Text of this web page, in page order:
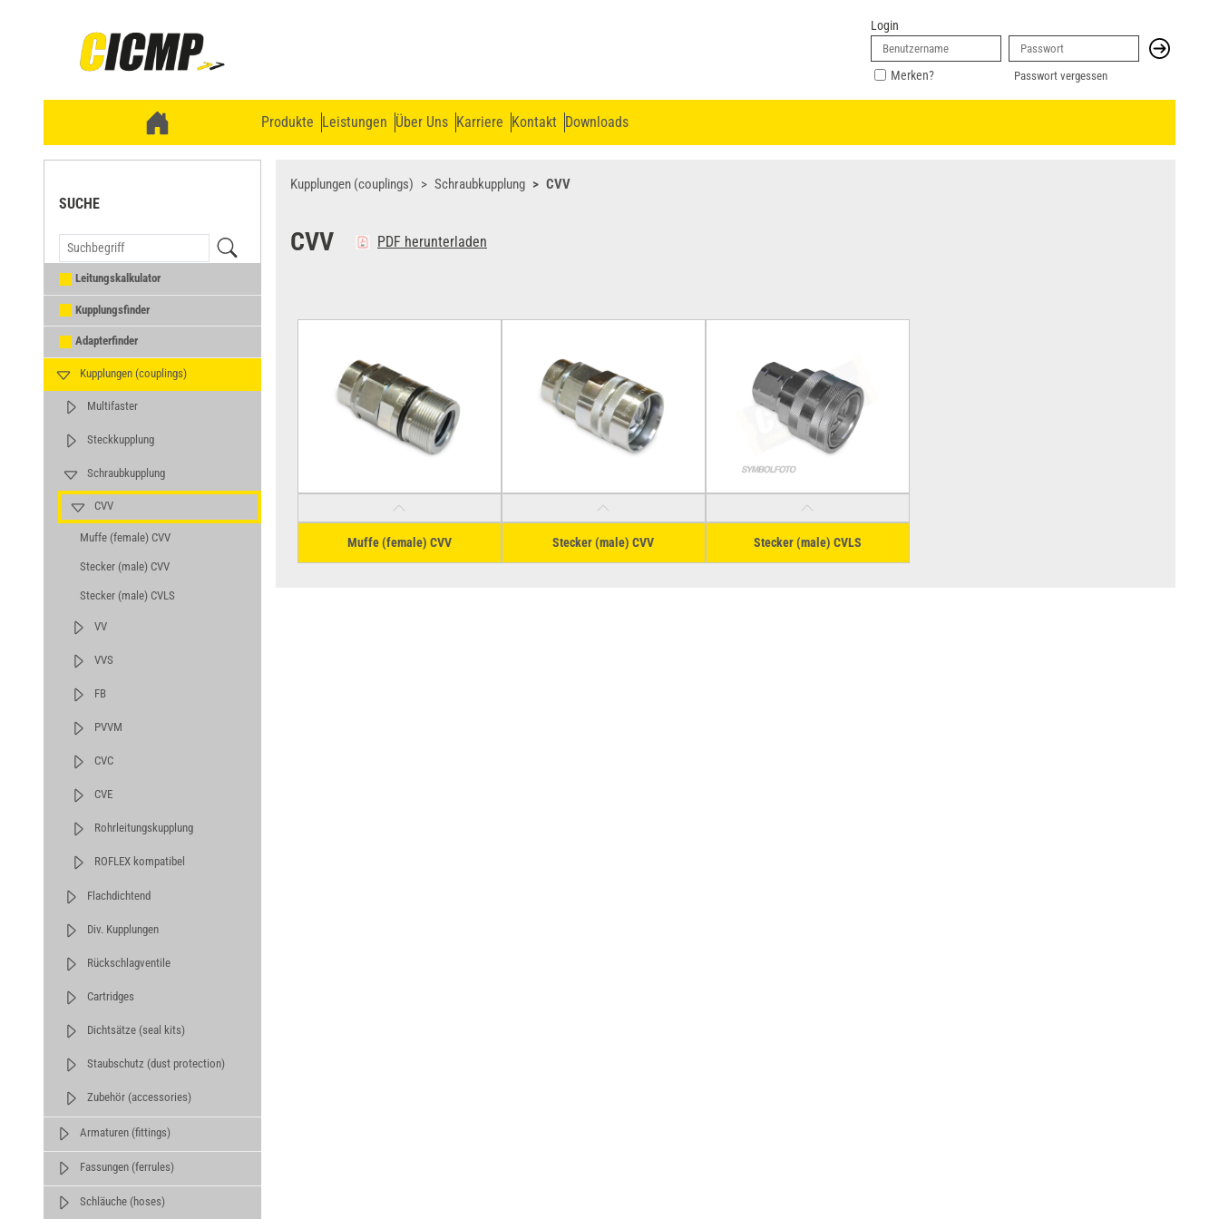
Login
Merken? Passwort vergessen
Produkte Leistungen Über Uns Karriere Kontakt Downloads
SUCHE
Leitungskalkulator
Kupplungsfinder
Adapterfinder
Kupplungen (couplings)
Multifaster
Steckkupplung
Schraubkupplung
CVV
Muffe (female) CVV
Stecker (male) CVV
Stecker (male) CVLS
VV
VVS
FB
PVVM
CVC
CVE
Rohrleitungskupplung
ROFLEX kompatibel
Flachdichtend
Div. Kupplungen
Rückschlagventile
Cartridges
Dichtsätze (seal kits)
Staubschutz (dust protection)
Zubehör (accessories)
Armaturen (fittings)
Fassungen (ferrules)
Schläuche (hoses)
Kupplungen (couplings) Schraubkupplung CVV
CVV PDF herunterladen
Muffe (female) CVV Stecker (male) CVV Stecker (male) CVLS